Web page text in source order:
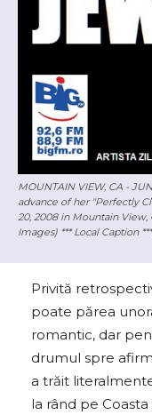
MOUNTAIN VIEW, CA -
advance of her "Perfectly
20, 2008 in Mountain
Images) *** Local Caption
Privită
poate părea
romantic, dar
drumul spre
a trăit
la rând pe